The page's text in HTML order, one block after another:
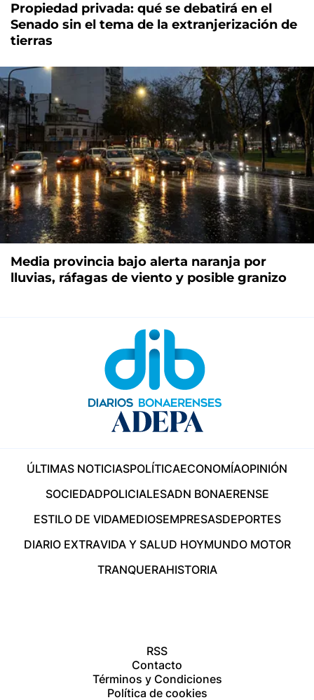
Propiedad privada: qué se debatirá en el
Senado sin el tema de la extranjerización de
tierras
Media provincia bajo alerta naranja por
lluvias, ráfagas de viento y posible granizo
ÚLTIMAS NOTICIASPOLÍTICAECONOMÍAOPINIÓN
SOCIEDADPOLICIALESADN BONAERENSE
ESTILO DE VIDAMEDIOSEMPRESASDEPORTES
DIARIO EXTRAVIDA Y SALUD HOYMUNDO MOTOR
TRANQUERAHISTORIA
RSS
Contacto
Términos y Condiciones
Política de cookies